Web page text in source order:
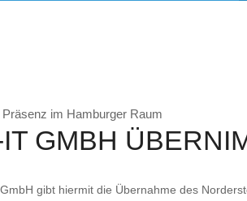
im Hamburger Raum
GMBH
gibt hiermit die Übernahme des